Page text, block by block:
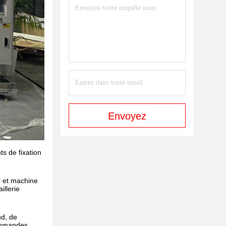
de fixation
et machine
de
Envoyez